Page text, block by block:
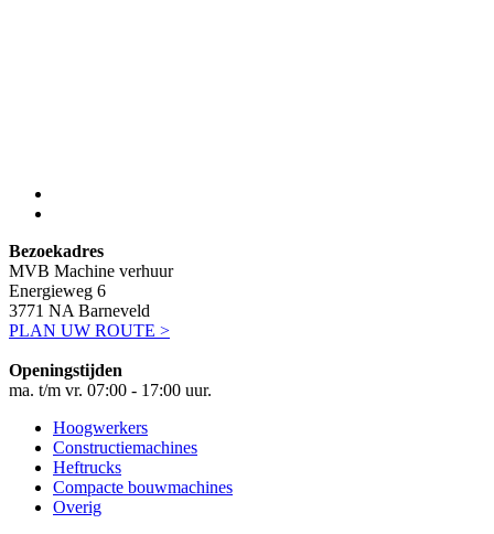
Bezoekadres
MVB Machine verhuur
Energieweg 6
3771 NA Barneveld
PLAN UW ROUTE >
Openingstijden
ma. t/m vr. 07:00 - 17:00 uur.
Hoogwerkers
Constructiemachines
Heftrucks
Compacte bouwmachines
Overig